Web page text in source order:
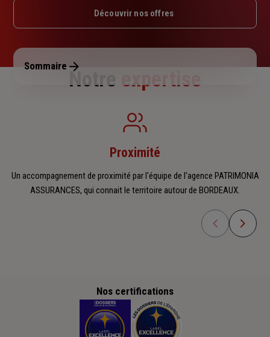
Jeudi : 09h – 12h / 14h – 17h
Dimanche : Fermé
Découvrir nos offres
Sommaire
Notre expertise
Proximité
Un accompagnement de proximité par l'équipe de l'agence PATRIMONIA
ASSURANCES, qui connait le territoire autour de BORDEAUX.
Nos certifications